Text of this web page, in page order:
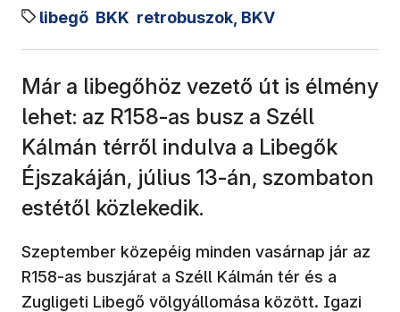
libegő BKK retrobuszok, BKV
Már a libegőhöz vezető út is élmény
lehet: az R158-as busz a Széll
Kálmán térről indulva a Libegők
Éjszakáján, július 13-án, szombaton
estétől közlekedik.
Szeptember közepéig minden vasárnap jár az
R158-as buszjárat a Széll Kálmán tér és a
Zugligeti Libegő völgyállomása között. Igazi